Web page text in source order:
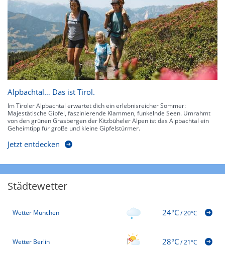
Alpbachtal… Das ist Tirol.
Im Tiroler Alpbachtal erwartet dich ein erlebnisreicher Sommer:
Majestätische Gipfel, faszinierende Klammen, funkelnde Seen. Umrahmt
von den grünen Grasbergen der Kitzbüheler Alpen ist das Alpbachtal ein
Geheimtipp für große und kleine Gipfelstürmer.
Jetzt entdecken
Städtewetter
Wetter München 24°C/20°C
Wetter Berlin 28°C/21°C